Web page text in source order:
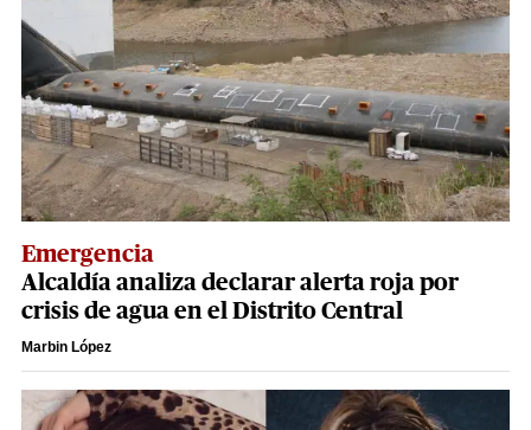
Emergencia
Alcaldía analiza declarar alerta roja por
crisis de agua en el Distrito Central
Marbin López